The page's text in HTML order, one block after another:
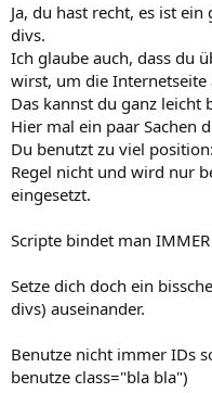
Ja, du hast recht, es ist
divs.
Ich glaube auch, dass du
wirst, um die
Das kannst du ganz leicht
Hier mal ein paar Sachen
Du benutzt zu viel
Regel nicht und wird nur
eingesetzt.
Scripte bindet man
Setze dich doch ein
divs) auseinander.
Benutze nicht immer IDs
benutze class="bla bla")